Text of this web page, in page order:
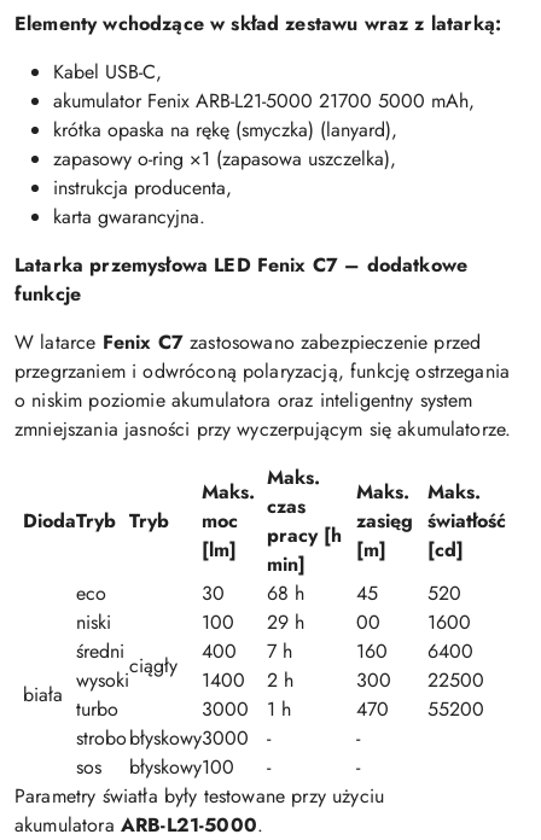
Elementy wchodzące w skład zestawu wraz z latarką:
Kabel USB-C,
akumulator Fenix ARB-L21-5000 21700 5000 mAh,
krótka opaska na rękę (smyczka) (lanyard),
zapasowy o-ring ×1 (zapasowa uszczelka),
instrukcja producenta,
karta gwarancyjna.
Latarka przemysłowa LED Fenix C7 – dodatkowe
funkcje
W latarce Fenix C7zastosowano zabezpieczenie przed
przegrzaniem i odwróconą polaryzacją, funkcję ostrzegania
o niskim poziomie akumulatora oraz inteligentny system
zmniejszania jasności przy wyczerpującym się akumulatorze.
DiodaTryb Tryb
Maks.
moc
[lm]
Maks.
czas
pracy [h
min]
Maks.
zasięg
[m]
Maks.
światłość
[cd]
eco
30 68 h 45 520
biała
niski
ciągły
100 29 h 00
1600
średni
400 7 h 160
6400
wysoki
1400 2 h 300
22500
turbo
3000 1 h 470
55200
strobobłyskowy3000 -
-
sos
błyskowy100 -
-
Parametry światła były testowane przy użyciu
akumulatora ARB-L21-5000.